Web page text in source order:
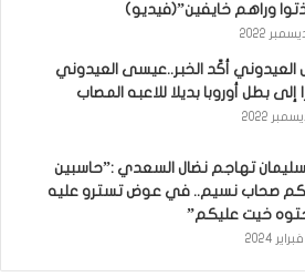
وراهم خايفين”(فيديو)
العيدوني أكّد الخبر..عيسى العيدوني
إلى بطل أوروبا بديلا للاعبه المصاب
تهاجم نضال السعدي :”حاسبين
صحاب نسيم.. في عوض تسترو عليه
خيت عليكم”